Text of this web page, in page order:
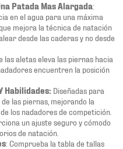
Patada Mas Alargada:
en el agua para una máxima
mejora la técnica de natación
desde las caderas y no desde
las aletas eleva las piernas hacia
encuentren la posición
Habilidades: Diseñadas para
las piernas, mejorando la
los nadadores de competición.
un ajuste seguro y cómodo
de natación.
: Comprueba la tabla de tallas